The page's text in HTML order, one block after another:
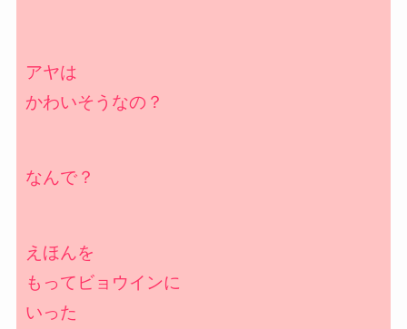
アヤは
かわいそうなの？
なんで？
えほんを
もってビョウインに
いった